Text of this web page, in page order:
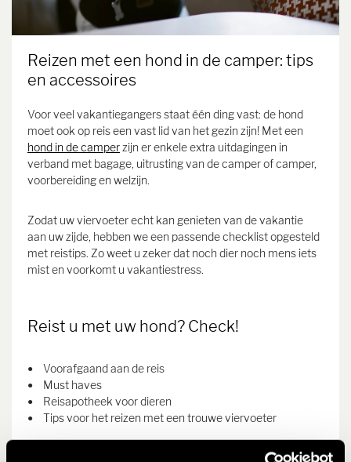
Reizen met een hond in de camper: tips
en accessoires
Voor veel vakantiegangers staat één ding vast: de hond
moet ook op reis een vast lid van het gezin zijn! Met een
hond in de camperzijn er enkele extra uitdagingen in
verband met bagage, uitrusting van de camper of camper,
voorbereiding en welzijn.
Zodat uw viervoeter echt kan genieten van de vakantie
aan uw zijde, hebben we een passende checklist opgesteld
met reistips. Zo weet u zeker dat noch dier noch mens iets
mist en voorkomt u vakantiestress.
Reist u met uw hond? Check!
Voorafgaand aan de reis
Must haves
Reisapotheek voor dieren
Tips voor het reizen met een trouwe viervoeter